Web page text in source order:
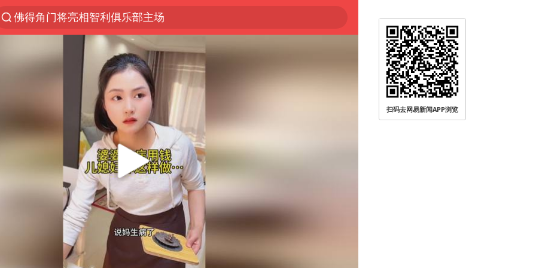
佛得角门将亮相智利俱乐部主场
中方回应是否在太平洋海底开采稀土
宇树科技发行价格150.80元/股
看守所辅警收受10万获刑1年
宇树科技王兴兴身家有望超200亿元
五粮液渠道价一箱上涨近百元
法国下周开始禁止未经同意的电话营销
CIA被曝已秘密设立古巴工作组
27岁女子成组织卖淫集团主犯被通缉
80后女柜员逆袭成4200亿银行副行长
女子利用漏洞0元薅走3000多件家电
扫码去网易新闻APP浏览